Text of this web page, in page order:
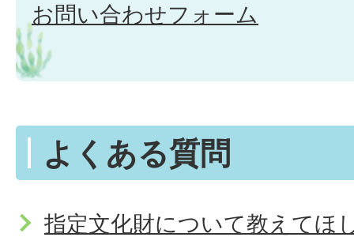
お問い合わせフォーム
よくある質問
指定文化財について教えてほ